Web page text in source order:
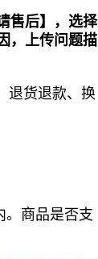
售后】，选择
，上传问题描
退货退款、换
。商品是否支